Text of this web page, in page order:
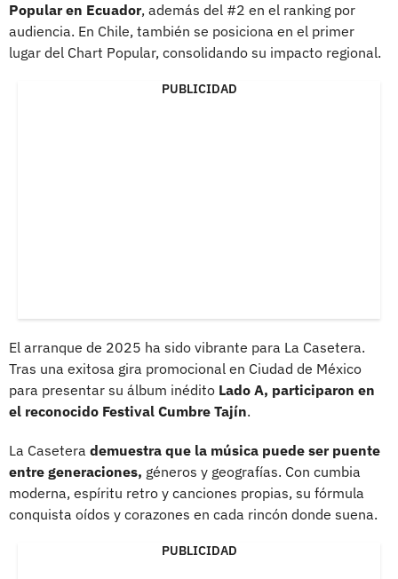
Popular en Ecuador, además del #2 en el ranking por
audiencia. En Chile, también se posiciona en el primer
lugar del Chart Popular, consolidando su impacto regional.
PUBLICIDAD
El arranque de 2025 ha sido vibrante para La Casetera.
Tras una exitosa gira promocional en Ciudad de México
para presentar su álbum inédito Lado A, participaron en
el reconocido Festival Cumbre Tajín.
La Casetera demuestra que la música puede ser puente
entre generaciones, géneros y geografías. Con cumbia
moderna, espíritu retro y canciones propias, su fórmula
conquista oídos y corazones en cada rincón donde suena.
PUBLICIDAD